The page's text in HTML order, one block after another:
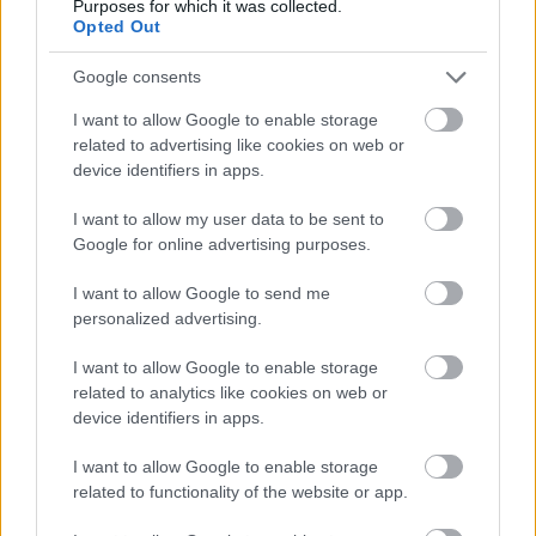
Purposes for which it was collected.
Opted Out
Google consents
I want to allow Google to enable storage
related to advertising like cookies on web or
device identifiers in apps.
I want to allow my user data to be sent to
Google for online advertising purposes.
I want to allow Google to send me
personalized advertising.
I want to allow Google to enable storage
related to analytics like cookies on web or
device identifiers in apps.
I want to allow Google to enable storage
related to functionality of the website or app.
Tetsuta Nagashima
Jonathan Rea
Ryan Vickers Honda
Bahattin Sofuoğlu
Somkiat Chantra Honda
1
Mattia Rato Yamaha
Superbike: gyártók
HelyezésCsapat
Pont
Ducati
124
Bimota
74
BMW
57